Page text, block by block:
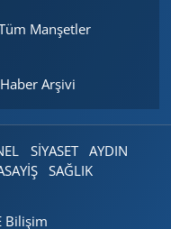
Manşetler
Haber Arşivi
SİYASET
AYDIN
SAĞLIK
Bilişim